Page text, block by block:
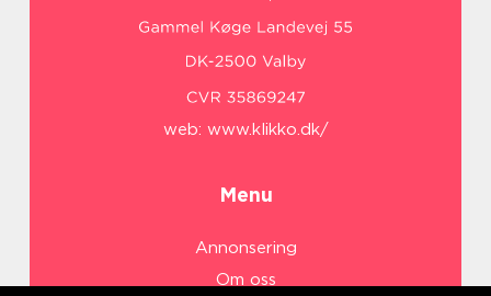
web: www.klikko.dk/
Menu
Annonsering
Om oss